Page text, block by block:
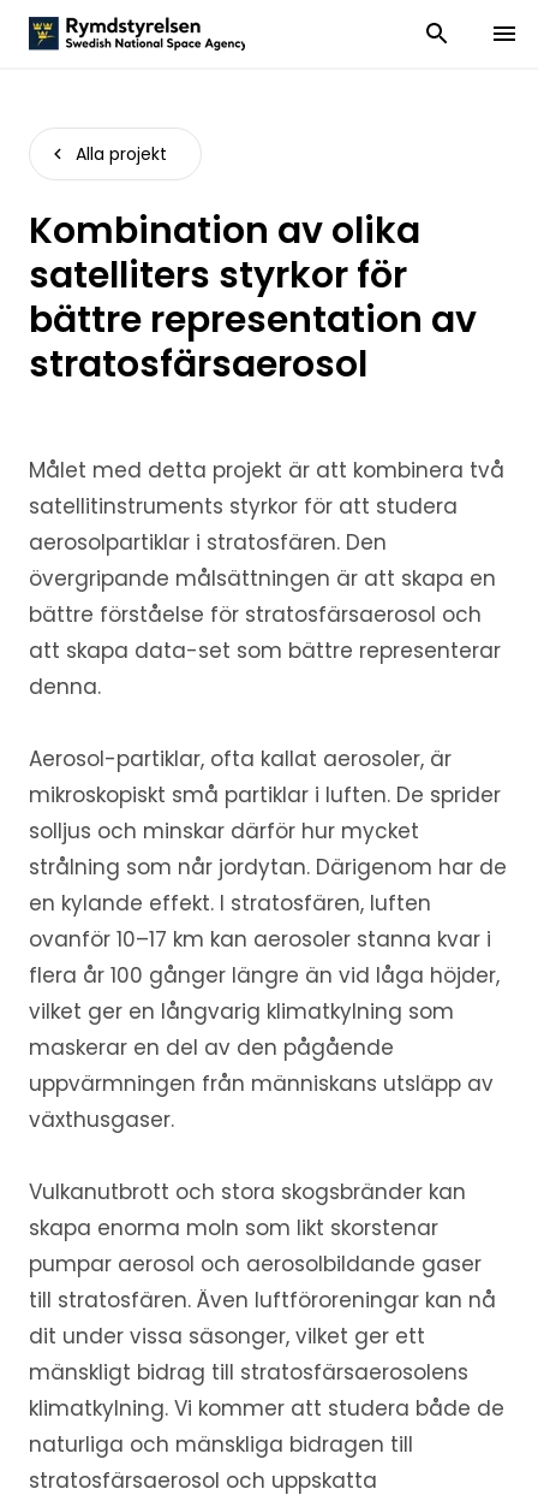
Visa och dölj
Visa
Alla projekt
Kombination av olika
satelliters styrkor för
bättre representation av
stratosfärsaerosol
Målet med detta projekt är att kombinera två
satellitinstruments styrkor för att studera
aerosolpartiklar i stratosfären. Den
övergripande målsättningen är att skapa en
bättre förståelse för stratosfärsaerosol och
att skapa data-set som bättre representerar
denna.
Aerosol-partiklar, ofta kallat aerosoler, är
mikroskopiskt små partiklar i luften. De sprider
solljus och minskar därför hur mycket
strålning som når jordytan. Därigenom har de
en kylande effekt. I stratosfären, luften
ovanför 10–17 km kan aerosoler stanna kvar i
flera år 100 gånger längre än vid låga höjder,
vilket ger en långvarig klimatkylning som
maskerar en del av den pågående
uppvärmningen från människans utsläpp av
växthusgaser.
Vulkanutbrott och stora skogsbränder kan
skapa enorma moln som likt skorstenar
pumpar aerosol och aerosolbildande gaser
till stratosfären. Även luftföroreningar kan nå
dit under vissa säsonger, vilket ger ett
mänskligt bidrag till stratosfärsaerosolens
klimatkylning. Vi kommer att studera både de
naturliga och mänskliga bidragen till
stratosfärsaerosol och uppskatta